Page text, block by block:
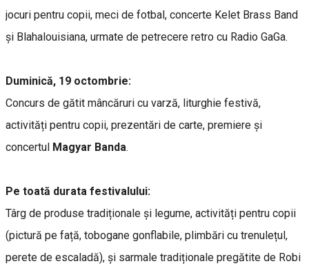
jocuri pentru copii, meci de fotbal, concerte Kelet Brass Band
și Blahalouisiana, urmate de petrecere retro cu Radio GaGa.
Duminică, 19 octombrie:
Concurs de gătit mâncăruri cu varză, liturghie festivă,
activități pentru copii, prezentări de carte, premiere și
concertul Magyar Banda.
Pe toată durata festivalului:
Târg de produse tradiționale și legume, activități pentru copii
(pictură pe față, tobogane gonflabile, plimbări cu trenulețul,
perete de escaladă), și sarmale tradiționale pregătite de Robi